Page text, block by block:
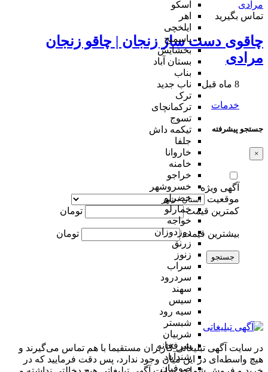
اسکو
اهر
ایلخچی
باسمنج
بخشایش
بستان آباد
بناب
ناب جدید
ترک
ترکمانچای
تسوج
تیکمه داش
جلفا
خاروانا
خامنه
خراجو
خسروشهر
خضرلو
خمارلو
خواجه
دوزدوزان
زرنق
زنوز
سراب
سردرود
سهند
سیس
سیه رود
شبستر
شربیان
شرفخانه
شندآباد
صوفیان
تماس بگیرید
چاقوی دست ساز زنجان | چاقو زنجان
مرادی
8 ماه قبل
خدمات
جستجو پیشرفته
×
آگهی ویژه
موقعیت
کمترین قیمت
تومان
بیشترین قیمت تومان
جستجو
در سایت آگهی تبلیغاتی کاربران مستقیما با هم تماس می‌گیرند و
هیچ واسطه‌ای در این میان وجود ندارد، پس دقت فرمایید که در